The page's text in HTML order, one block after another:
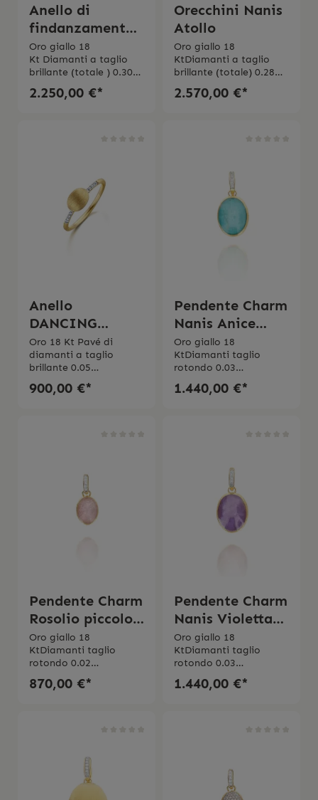
Anello di
findanzamento
NANIS
DANCING
ELITE
Oro giallo 18
Kt Diamanti a taglio
brillante (totale ) 0.30
ct Purezza VSColore
G Made in Italy
2.250,00 €*
Orecchini Nanis
Atollo
Oro giallo 18
KtDiamanti a taglio
brillante (totale) 0.28
ctMade in Italy
2.570,00 €*
Anello
DANCING
ÉLITE (baby)
Oro 18 Kt Pavé di
diamanti a taglio
brillante 0.05
ct Purezza VSColore
GMade in Italy L'anello
900,00 €*
Pendente Charm
Nanis Anice
"Boules"
Oro giallo 18
KtDiamanti taglio
rotondo 0.03
ct Purezza VSColore
GAmazonite 4 ct Made
1.440,00 €*
Pendente Charm
Rosolio piccolo
"Boules"
Oro giallo 18
KtDiamanti taglio
rotondo 0.02
ct Purezza VSColore
GTriplette di cristallo di
870,00 €*
Pendente Charm
Nanis Violetta
"Boules"
Oro giallo 18
KtDiamanti taglio
rotondo 0.03
ct Purezza VSColore
GTriplette di cristallo di
1.440,00 €*